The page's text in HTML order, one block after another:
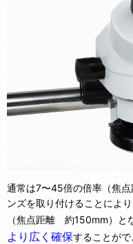
通常は7〜45倍の倍率（焦
ンズを取り付けることによ
（焦点距離 約150mm）と
より広く確保することがで